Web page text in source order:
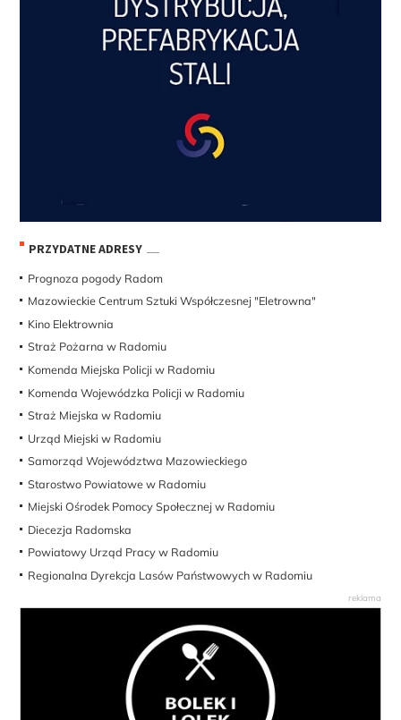
PRZYDATNE ADRESY
Prognoza pogody Radom
Mazowieckie Centrum Sztuki Współczesnej "Eletrowna"
Kino Elektrownia
Straż Pożarna w Radomiu
Komenda Miejska Policji w Radomiu
Komenda Wojewódzka Policji w Radomiu
Straż Miejska w Radomiu
Urząd Miejski w Radomiu
Samorząd Województwa Mazowieckiego
Starostwo Powiatowe w Radomiu
Miejski Ośrodek Pomocy Społecznej w Radomiu
Diecezja Radomska
Powiatowy Urząd Pracy w Radomiu
Regionalna Dyrekcja Lasów Państwowych w Radomiu